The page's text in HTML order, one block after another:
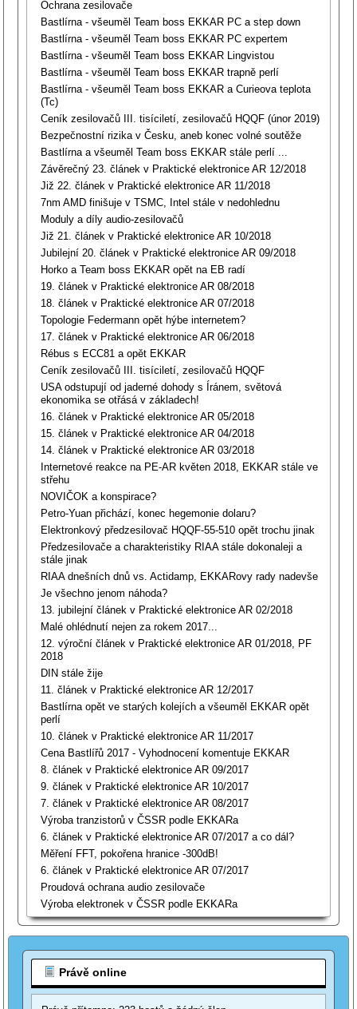
Ochrana zesilovače
Bastlírna - všeuměl Team boss EKKAR PC a step down
Bastlírna - všeuměl Team boss EKKAR PC expertem
Bastlírna - všeuměl Team boss EKKAR Lingvistou
Bastlírna - všeuměl Team boss EKKAR trapně perlí
Bastlírna - všeuměl Team boss EKKAR a Curieova teplota
(Tc)
Ceník zesilovačů III. tisíciletí, zesilovačů HQQF (únor 2019)
Bezpečnostní rizika v Česku, aneb konec volné soutěže
Bastlírna a všeuměl Team boss EKKAR stále perlí ...
Závěrečný 23. článek v Praktické elektronice AR 12/2018
Již 22. článek v Praktické elektronice AR 11/2018
7nm AMD finišuje v TSMC, Intel stále v nedohlednu
Moduly a díly audio-zesilovačů
Již 21. článek v Praktické elektronice AR 10/2018
Jubilejní 20. článek v Praktické elektronice AR 09/2018
Horko a Team boss EKKAR opět na EB radí
19. článek v Praktické elektronice AR 08/2018
18. článek v Praktické elektronice AR 07/2018
Topologie Federmann opět hýbe internetem?
17. článek v Praktické elektronice AR 06/2018
Rébus s ECC81 a opět EKKAR
Ceník zesilovačů III. tisíciletí, zesilovačů HQQF
USA odstupují od jaderné dohody s Íránem, světová
ekonomika se otřásá v základech!
16. článek v Praktické elektronice AR 05/2018
15. článek v Praktické elektronice AR 04/2018
14. článek v Praktické elektronice AR 03/2018
Internetové reakce na PE-AR květen 2018, EKKAR stále ve
střehu
NOVIČOK a konspirace?
Petro-Yuan přichází, konec hegemonie dolaru?
Elektronkový předzesilovač HQQF-55-510 opět trochu jinak
Předzesilovače a charakteristiky RIAA stále dokonaleji a
stále jinak
RIAA dnešních dnů vs. Actidamp, EKKARovy rady nadevše
Je všechno jenom náhoda?
13. jubilejní článek v Praktické elektronice AR 02/2018
Malé ohlédnutí nejen za rokem 2017...
12. výroční článek v Praktické elektronice AR 01/2018, PF
2018
DIN stále žije
11. článek v Praktické elektronice AR 12/2017
Bastlírna opět ve starých kolejích a všeuměl EKKAR opět
perlí
10. článek v Praktické elektronice AR 11/2017
Cena Bastlířů 2017 - Vyhodnocení komentuje EKKAR
8. článek v Praktické elektronice AR 09/2017
9. článek v Praktické elektronice AR 10/2017
7. článek v Praktické elektronice AR 08/2017
Výroba tranzistorů v ČSSR podle EKKARa
6. článek v Praktické elektronice AR 07/2017 a co dál?
Měření FFT, pokořena hranice -300dB!
6. článek v Praktické elektronice AR 07/2017
Proudová ochrana audio zesilovače
Výroba elektronek v ČSSR podle EKKARa
Právě online